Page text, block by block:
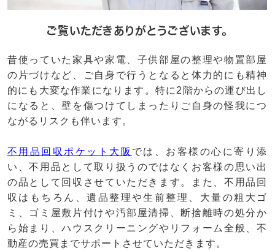
ご覧いただきありがとうございます。
昔使っていた家具や家電、子供部屋の整理や物置部屋
の片づけなど、ご自身で行うとなると体力的にも精神
的にも大変な作業になります。特に2階からの運び出し
になると、壁を傷つけてしまったりご自身の怪我につ
ながるリスクも伴います。
不用品回収ポケット大阪 では、お客様の心に寄り添
い、不用品として取り扱うのではなくお客様の思い出
の品として回収させていただきます。また、不用品回
収はもちろん、遺品整理や生前整理、大量の粗大ゴ
ミ、ゴミ屋敷片付けや汚部屋清掃、断捨離時の処分か
ら始まり、ハウスクリーニングやリフォーム全般、不
動産の売買までサポートさせていただきます。